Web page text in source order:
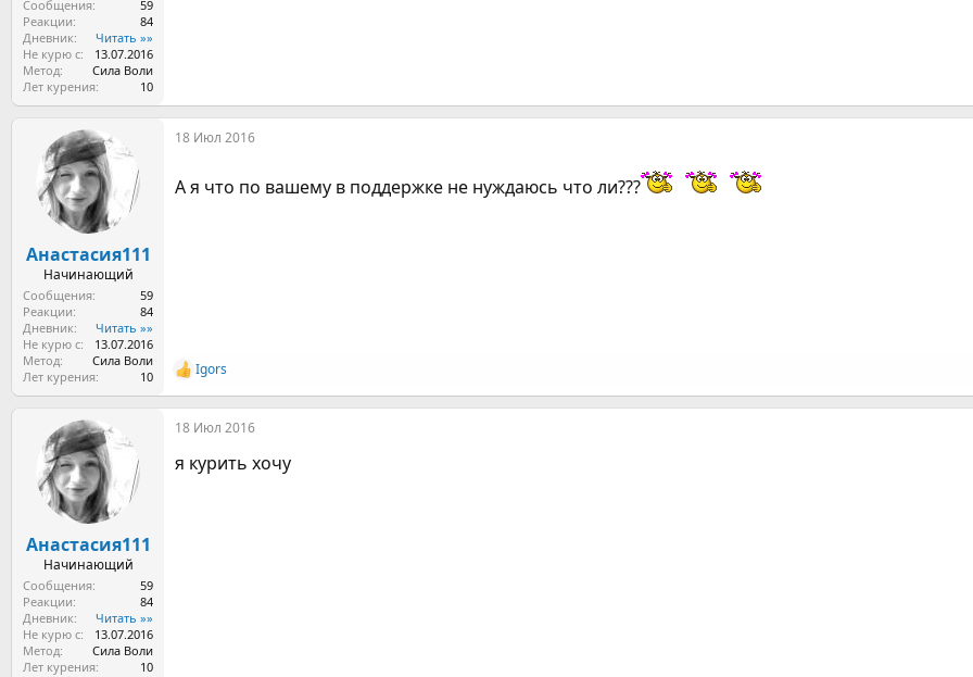
Сообщения
59
Реакции
84
Дневник
Читать »»
Не курю с
13.07.2016
Метод
Сила Воли
Лет курения
10
Анастасия111
Начинающий
Сообщения
59
Реакции
84
Дневник
Читать »»
Не курю с
13.07.2016
Метод
Сила Воли
Лет курения
10
18 Июл 2016
А я что по вашему в поддержке не нуждаюсь что ли???
Р
е
а
к
и
Igors
Анастасия111
Начинающий
Сообщения
59
Реакции
84
Дневник
Читать »»
Не курю с
13.07.2016
Метод
Сила Воли
Лет курения
10
18 Июл 2016
я курить хочу